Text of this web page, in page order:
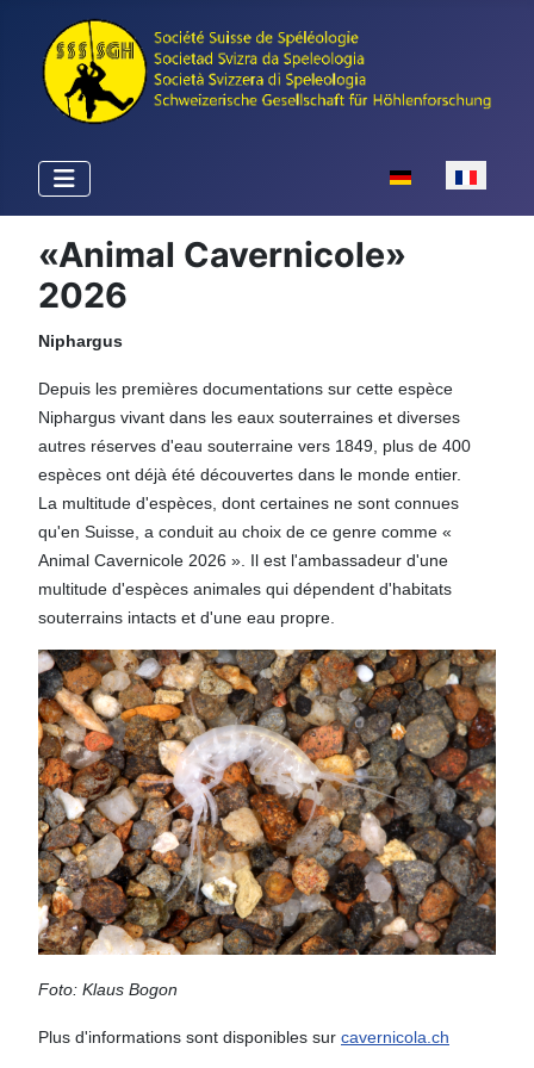
Sélectionnez
«Animal Cavernicole»
2026
Niphargus
Depuis les premières documentations sur cette espèce
Niphargus vivant dans les eaux souterraines et diverses
autres réserves d'eau souterraine vers 1849, plus de 400
espèces ont déjà été découvertes dans le monde entier.
La multitude d'espèces, dont certaines ne sont connues
qu'en Suisse, a conduit au choix de ce genre comme «
Animal Cavernicole 2026 ». Il est l'ambassadeur d'une
multitude d'espèces animales qui dépendent d'habitats
souterrains intacts et d'une eau propre.
Foto: Klaus Bogon
Plus d'informations sont disponibles sur cavernicola.ch